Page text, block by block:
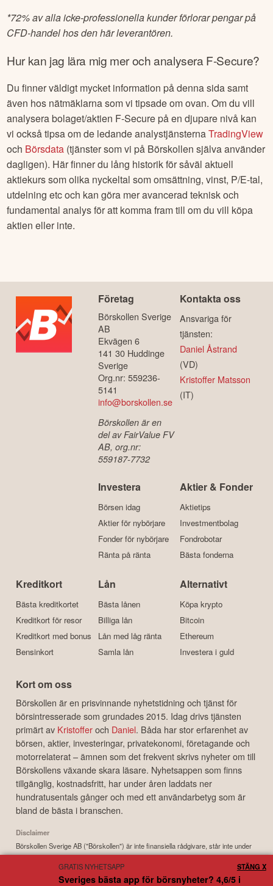
*72% av alla icke-professionella kunder förlorar pengar på
CFD-handel hos den här leverantören.
Hur kan jag lära mig mer och analyseraF-Secure?
Du finner väldigt mycket information på denna sida samt
även hos nätmäklarna som vi tipsade om ovan. Om du vill
analysera bolaget/aktien F-Secure på en djupare nivå kan
vi också tipsa om de ledande analystjänsternaTradingView
och Börsdata (tjänster som vi på Börskollen själva använder
dagligen). Här finner du lång historik för såväl aktuell
aktiekurs som olika nyckeltal som omsättning, vinst, P/E-tal,
utdelning etc och kan göra mer avancerad teknisk och
fundamental analys för att komma fram till om du vill köpa
aktien eller inte.
Företag
Börskollen Sverige
AB
Ekvägen 6
141 30 Huddinge
Sverige
Org.nr: 559236-
5141
info@borskollen.se
Börskollen är en
del av FairValue FV
AB, org.nr:
559187-7732
Kontakta oss
Ansvariga för
tjänsten:
Daniel Åstrand
(VD)
Kristoffer Matsson
(IT)
Investera
Börsen idag
Aktier för nybörjare
Fonder för nybörjare
Ränta på ränta
Aktier & Fonder
Aktietips
Investmentbolag
Fondrobotar
Bästa fonderna
Kreditkort
Bästa kreditkortet
Kreditkort för resor
Kreditkort med bonus
Bensinkort
Lån
Bästa lånen
Billiga lån
Lån med låg ränta
Samla lån
Alternativt
Köpa krypto
Bitcoin
Ethereum
Investera i guld
Kort om oss
Börskollen är en prisvinnande nyhetstidning och tjänst för
börsintresserade som grundades 2015. Idag drivs tjänsten
primärt av Kristofferoch Daniel. Båda har stor erfarenhet av
börsen, aktier, investeringar, privatekonomi, företagande och
motorrelaterat – ämnen som det frekvent skrivs nyheter om till
Börskollens växande skara läsare. Nyhetsappen som finns
tillgänglig, kostnadsfritt, har under åren laddats ner
hundratusentals gånger och med ett användarbetyg som är
bland de bästa i branschen.
Disclaimer
Börskollen Sverige AB ("Börskollen") är inte finansiella rådgivare, står inte under
finansinspektionens tillsyn och ger inga råd till dig. Detta innebär att
investeringsbeslut baserade på information som direkt eller indirekt härrörande
från Börskollen eller personer med koppling till Börskollen, alltid fattas
GRATIS NYHETSAPP
Sveriges bästa app för börsnyheter? 4,6/5 i
STÄNG X